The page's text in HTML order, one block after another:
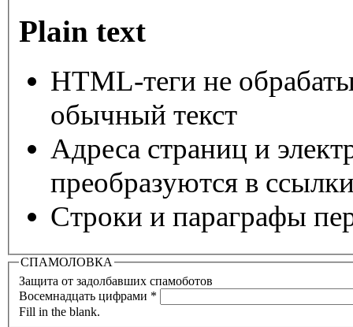
Plain text
HTML-теги не
обычный текст
Адреса страниц и
преобразуются в
Строки и параграфы
СПАМОЛОВКА
Защита от задолбавших спамоботов
Восемнадцать цифрами *
Fill in the blank.